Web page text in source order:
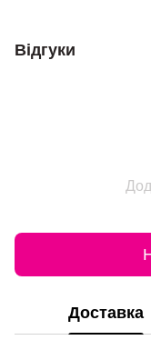
Відгуки
Доставка